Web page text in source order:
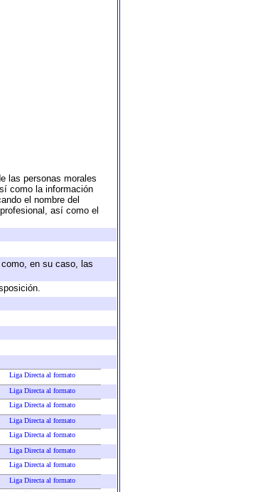
las personas morales
como la información
el nombre del
así como el
en su caso, las
Liga Directa al formato
Liga Directa al formato
Liga Directa al formato
Liga Directa al formato
Liga Directa al formato
Liga Directa al formato
Liga Directa al formato
Liga Directa al formato